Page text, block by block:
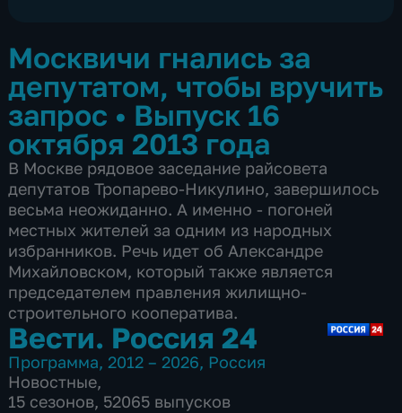
Москвичи гнались за
депутатом, чтобы вручить
запрос • Выпуск 16
октября 2013 года
В Москве рядовое заседание райсовета
депутатов Тропарево-Никулино, завершилось
весьма неожиданно. А именно - погоней
местных жителей за одним из народных
избранников. Речь идет об Александре
Михайловском, который также является
председателем правления жилищно-
строительного кооператива.
Вести. Россия 24
Программа, 2012 – 2026, Россия
Новостные,
15 сезонов, 52065 выпусков